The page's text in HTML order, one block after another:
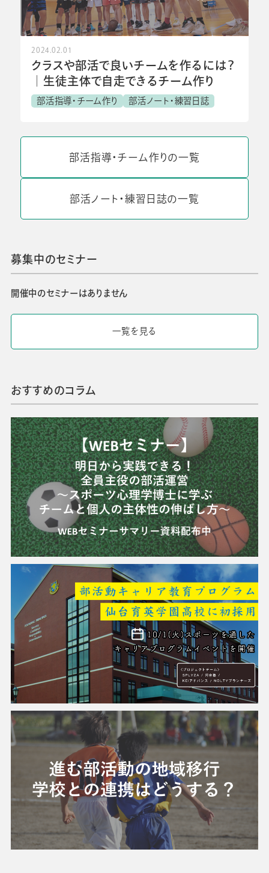
2024.02.01
クラスや部活で良いチームを作るには？
│生徒主体で自走できるチーム作り
部活指導・チーム作り 部活ノート・練習日誌
部活指導・チーム作りの一覧
部活ノート・練習日誌の一覧
募集中のセミナー
開催中のセミナーはありません
一覧を見る
おすすめのコラム